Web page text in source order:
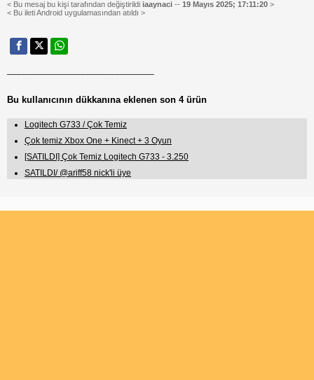
< Bu mesaj bu kişi tarafından değiştirildi iaaynaci -- 19 Mayıs 2025; 17:11:20 >
< Bu ileti Android uygulamasından atıldı >
Bu kullanıcının dükkanına eklenen son 4 ürün
Logitech G733 / Çok Temiz
Çok temiz Xbox One + Kinect + 3 Oyun
[SATILDI] Çok Temiz Logitech G733 - 3.250
SATILDI/ @ariff58 nick'li üye